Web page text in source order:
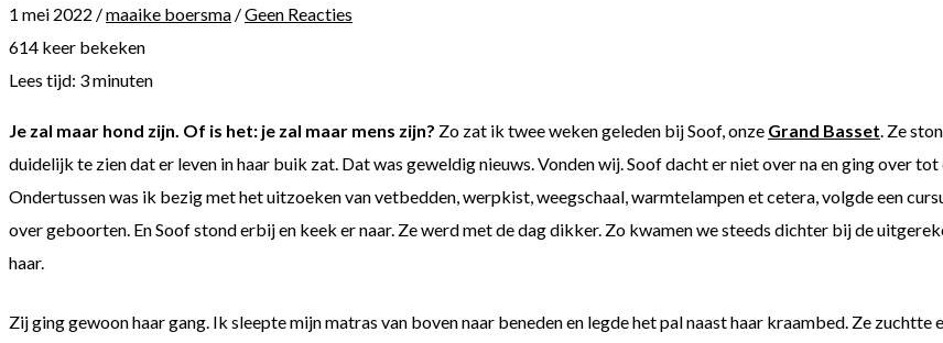
1 mei 2022 /maaike boersma /Geen Reacties
614 keer bekeken
Lees tijd: 3minuten
Je zal maar hond zijn. Of is het: je zal maar mens zijn? Zo zat ik twee weken geleden bij Soof, onze Grand Basset . Ze
duidelijk te zien dat er leven in haar buik zat. Dat was geweldig nieuws. Vonden wij. Soof dacht er niet over na en ging over
Ondertussen was ik bezig met het uitzoeken van vetbedden, werpkist, weegschaal, warmtelampen et cetera, volgde een
over geboorten. En Soof stond erbij en keek er naar. Ze werd met de dag dikker. Zo kwamen we steeds dichter bij de
haar.
Zij ging gewoon haar gang. Ik sleepte mijn matras van boven naar beneden en legde het pal naast haar kraambed. Ze